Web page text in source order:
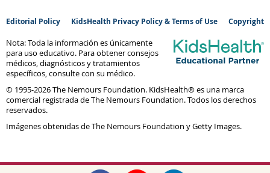
Editorial Policy KidsHealth Privacy Policy & Terms of Use Copyright
Nota: Toda la información es únicamente
para uso educativo. Para obtener consejos
médicos, diagnósticos y tratamientos
específicos, consulte con su médico.
© 1995-2026 The Nemours Foundation. KidsHealth® es una marca
comercial registrada de The Nemours Foundation. Todos los derechos
reservados.
Imágenes obtenidas de The Nemours Foundation y Getty Images.